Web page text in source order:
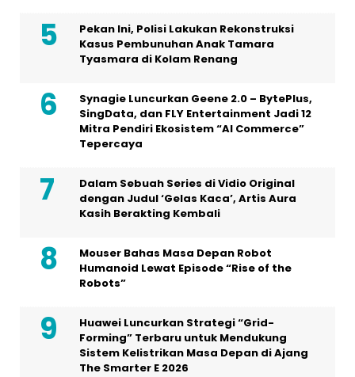
Pekan Ini, Polisi Lakukan Rekonstruksi
Kasus Pembunuhan Anak Tamara
Tyasmara di Kolam Renang
Synagie Luncurkan Geene 2.0 – BytePlus,
SingData, dan FLY Entertainment Jadi 12
Mitra Pendiri Ekosistem “AI Commerce”
Tepercaya
Dalam Sebuah Series di Vidio Original
dengan Judul ‘Gelas Kaca’, Artis Aura
Kasih Berakting Kembali
Mouser Bahas Masa Depan Robot
Humanoid Lewat Episode “Rise of the
Robots”
Huawei Luncurkan Strategi “Grid-
Forming” Terbaru untuk Mendukung
Sistem Kelistrikan Masa Depan di Ajang
The Smarter E 2026